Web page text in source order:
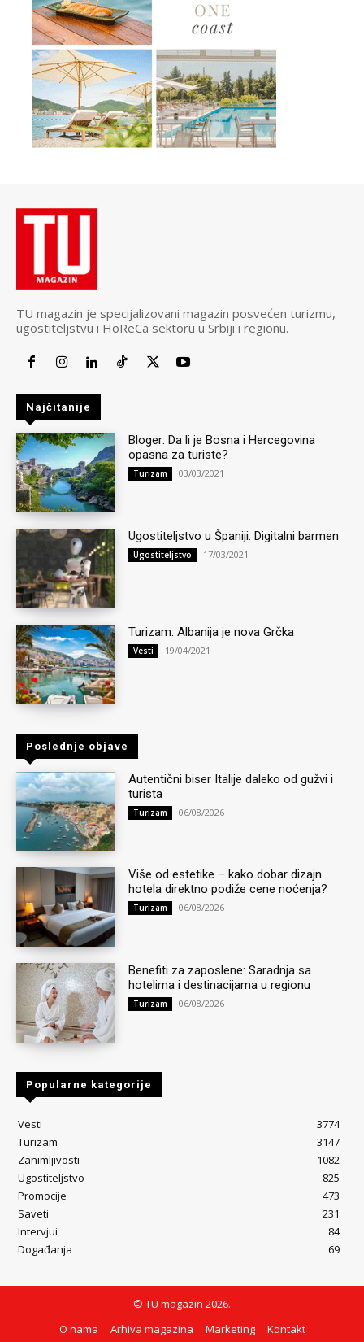
TU magazin je specijalizovani magazin posvećen turizmu,
ugostiteljstvu i HoReCa sektoru u Srbiji i regionu.
Najčitanije
Bloger: Da li je Bosna i Hercegovina
opasna za turiste?
Turizam 03/03/2021
Ugostiteljstvo u Španiji: Digitalni barmen
Ugostiteljstvo 17/03/2021
Turizam: Albanija je nova Grčka
Vesti 19/04/2021
Poslednje objave
Autentični biser Italije daleko od gužvi i
turista
Turizam 06/08/2026
Više od estetike – kako dobar dizajn
hotela direktno podiže cene noćenja?
Turizam 06/08/2026
Benefiti za zaposlene: Saradnja sa
hotelima i destinacijama u regionu
Turizam 06/08/2026
Popularne kategorije
Vesti
3774
Turizam
3147
Zanimljivosti
1082
Ugostiteljstvo
825
Promocije
473
Saveti
231
Intervjui
84
Događanja
69
© TU magazin 2026.
O nama
Arhiva magazina Marketing Kontakt